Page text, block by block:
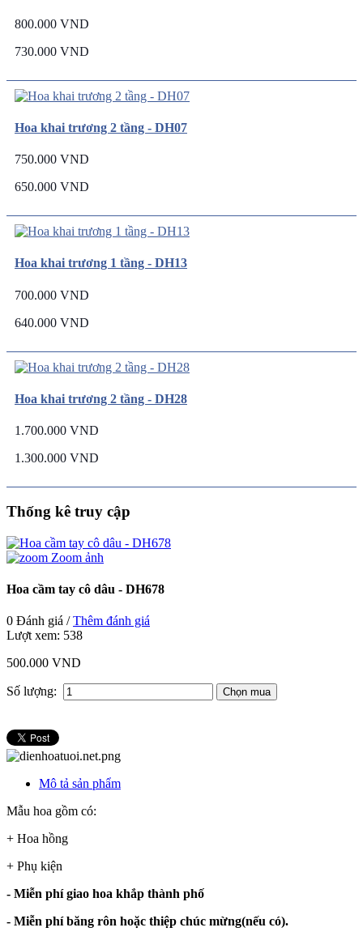
800.000 VND
730.000 VND
Hoa khai trương 2 tầng - DH07
750.000 VND
650.000 VND
Hoa khai trương 1 tầng - DH13
700.000 VND
640.000 VND
Hoa khai trương 2 tầng - DH28
1.700.000 VND
1.300.000 VND
Thống kê truy cập
Zoom ảnh
Hoa cầm tay cô dâu - DH678
0 Đánh giá /Thêm đánh giá
Lượt xem: 538
500.000 VND
Số lượng:
Mô tả sản phẩm
Mẫu hoa gồm có:
+ Hoa hồng
+ Phụ kiện
- Miễn phí giao hoa khắp thành phố
- Miễn phí băng rôn hoặc thiệp chúc mừng(nếu có).